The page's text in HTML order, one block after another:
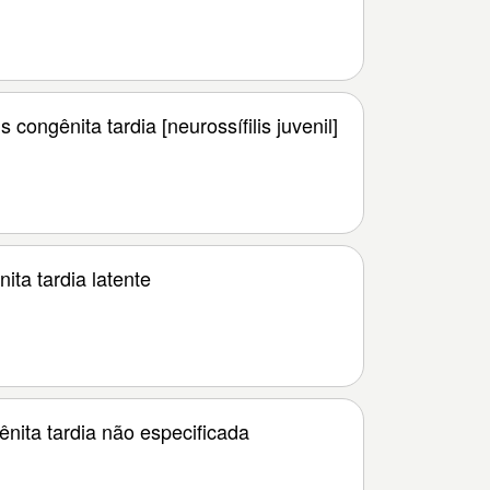
congênita tardia [neurossífilis juvenil]
tardia latente
tardia não especificada